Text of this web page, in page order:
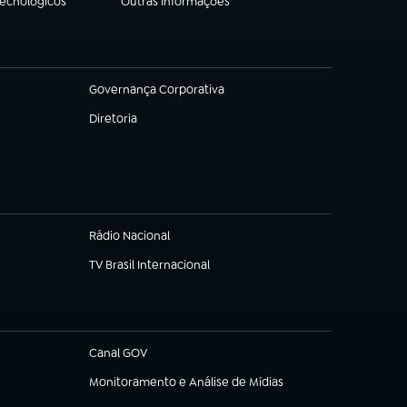
(abre em nova aba)
Governança Corporativa
(abre em nova aba)
Diretoria
(abre em nova aba)
Rádio Nacional
TV Brasil Internacional
(abre em nova aba)
Canal GOV
(abre em nova aba)
Monitoramento e Análise de Mídias
(abre em nova aba)